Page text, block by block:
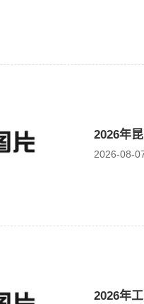
2026年
2026-08-
2026年